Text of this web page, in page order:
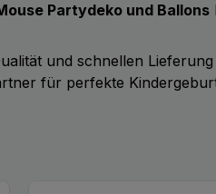
Partydeko und Ballons
und schnellen
für perfekte